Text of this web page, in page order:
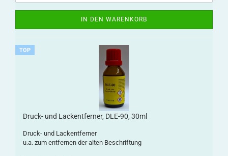
IN DEN WARENKORB
TOP
Druck- und Lackentferner, DLE-90, 30ml
Druck- und Lackentferner
u.a. zum entfernen der alten Beschriftung